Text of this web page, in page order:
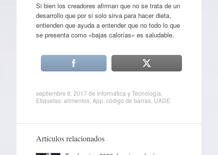
Si bien los creadores afirman que no se trata de un
desarrollo que por si solo sirva para hacer dieta,
entienden que ayuda a entender que no todo lo que
se presenta como «bajas calorías» es saludable.
septiembre 9, 2017 de Informática y Tecnología
Etiquetas:alimentos, App código de barras, UADE
Artículos relacionados